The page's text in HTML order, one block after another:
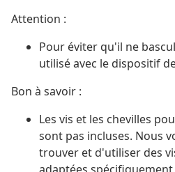
Attention :
Pour éviter qu'il ne
utilisé avec le dispositif
Bon à savoir :
Les vis et les chevilles
sont pas incluses. Nous
trouver et d'utiliser des